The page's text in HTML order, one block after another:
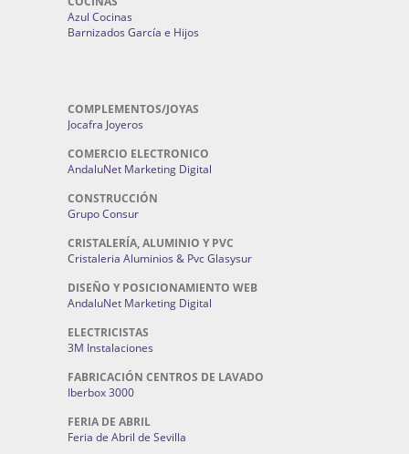
Azul Cocinas
Barnizados García e Hijos
COMPLEMENTOS/JOYAS
Jocafra Joyeros
COMERCIO ELECTRONICO
AndaluNet Marketing Digital
CONSTRUCCIÓN
Grupo Consur
CRISTALERÍA, ALUMINIO Y PVC
Cristaleria Aluminios & Pvc Glasysur
DISEÑO Y POSICIONAMIENTO WEB
AndaluNet Marketing Digital
ELECTRICISTAS
3M Instalaciones
FABRICACIÓN CENTROS DE LAVADO
Iberbox 3000
FERIA DE ABRIL
Feria de Abril de Sevilla